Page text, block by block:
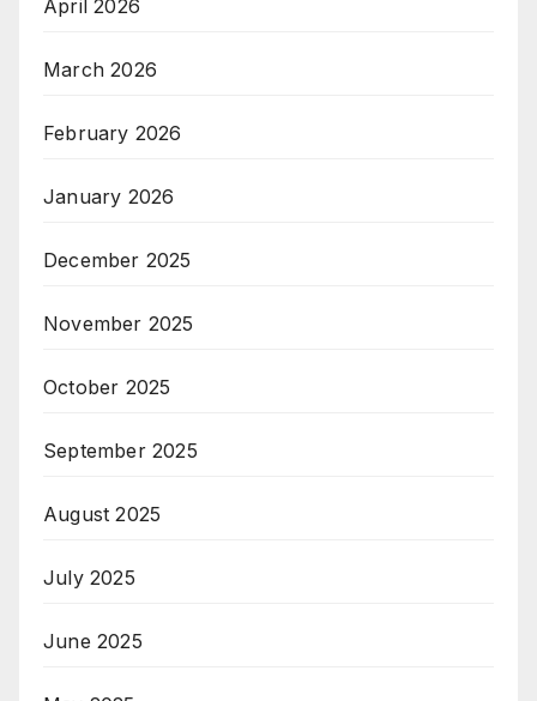
April 2026
March 2026
February 2026
January 2026
December 2025
November 2025
October 2025
September 2025
August 2025
July 2025
June 2025